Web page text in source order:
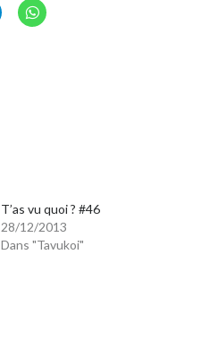
T’as vu quoi ? #46
28/12/2013
Dans "Tavukoi"